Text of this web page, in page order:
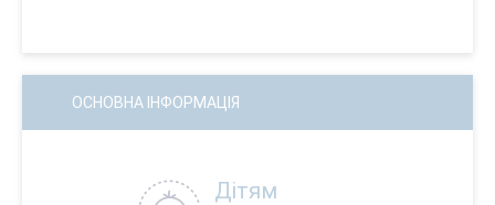
ОСНОВНА ІНФОРМАЦІЯ
Дітям